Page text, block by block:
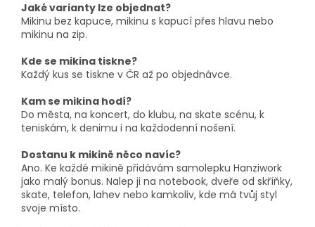
Jaké varianty lze objednat?
Mikinu bez kapuce, mikinu s kapucí přes hlavu nebo
mikinu na zip.
Kde se mikina tiskne?
Každý kus se tiskne v ČR až po objednávce.
Kam se mikina hodí?
Do města, na koncert, do klubu, na skate scénu, k
teniskám, k denimu i na každodenní nošení.
Dostanu k mikině něco navíc?
Ano. Ke každé mikině přidávám samolepku Hanziwork
jako malý bonus. Nalep ji na notebook, dveře od skříňky,
skate, telefon, lahev nebo kamkoliv, kde má tvůj styl
svoje místo.